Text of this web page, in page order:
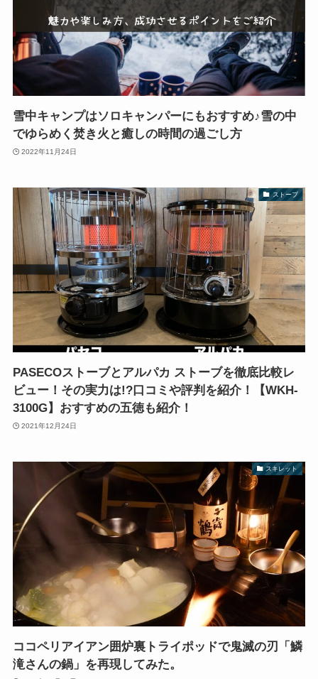
雪中キャンプはソロキャンパーにもおすすめ♪雪の中
でゆらめく焚き火と癒しの時間の過ごし方
2022年11月24日
ストーブ
PASECOストーブとアルパカ ストーブを徹底比較レ
ビュー！その実力は!?口コミや評判を紹介！【WKH-
3100G】おすすめの五徳も紹介！
2021年12月24日
スキレット
ココペリアイアン囲炉裏トライポッドで鬼滅の刃「鱗
滝さんの鍋」を再現してみた。